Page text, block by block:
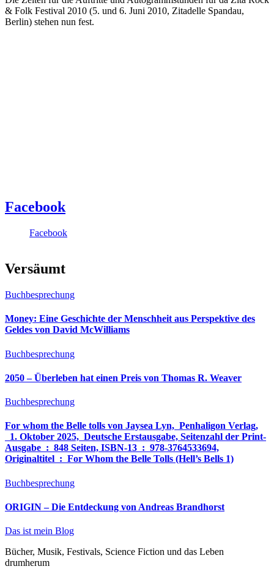
& Folk Festival 2010 (5. und 6. Juni 2010, Zitadelle Spandau,
Berlin) stehen nun fest.
Facebook
Facebook
Versäumt
Buchbesprechung
Money: Eine Geschichte der Menschheit aus Perspektive des
Geldes von David McWilliams
Buchbesprechung
2050 – Überleben hat einen Preis von Thomas R. Weaver
Buchbesprechung
For whom the Belle tolls von Jaysea Lyn, ‎ Penhaligon Verlag,
‎ 1. Oktober 2025, ‎ Deutsche Erstausgabe, Seitenzahl der Print-
Ausgabe ‏ : ‎ 848 Seiten, ISBN-13 ‏ : ‎ 978-3764533694,
Originaltitel ‏ : ‎ For Whom the Belle Tolls (Hell’s Bells 1)
Buchbesprechung
ORIGIN – Die Entdeckung von Andreas Brandhorst
Das ist mein Blog
Bücher, Musik, Festivals, Science Fiction und das Leben
drumherum